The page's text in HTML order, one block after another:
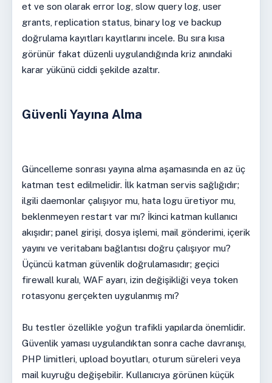
et ve son olarak error log, slow query log, user
grants, replication status, binary log ve backup
doğrulama kayıtları kayıtlarını incele. Bu sıra kısa
görünür fakat düzenli uygulandığında kriz anındaki
karar yükünü ciddi şekilde azaltır.
Güvenli Yayına Alma
Güncelleme sonrası yayına alma aşamasında en az üç
katman test edilmelidir. İlk katman servis sağlığıdır;
ilgili daemonlar çalışıyor mu, hata logu üretiyor mu,
beklenmeyen restart var mı? İkinci katman kullanıcı
akışıdır; panel girişi, dosya işlemi, mail gönderimi, içerik
yayını ve veritabanı bağlantısı doğru çalışıyor mu?
Üçüncü katman güvenlik doğrulamasıdır; geçici
firewall kuralı, WAF ayarı, izin değişikliği veya token
rotasyonu gerçekten uygulanmış mı?
Bu testler özellikle yoğun trafikli yapılarda önemlidir.
Güvenlik yaması uygulandıktan sonra cache davranışı,
PHP limitleri, upload boyutları, oturum süreleri veya
mail kuyruğu değişebilir. Kullanıcıya görünen küçük